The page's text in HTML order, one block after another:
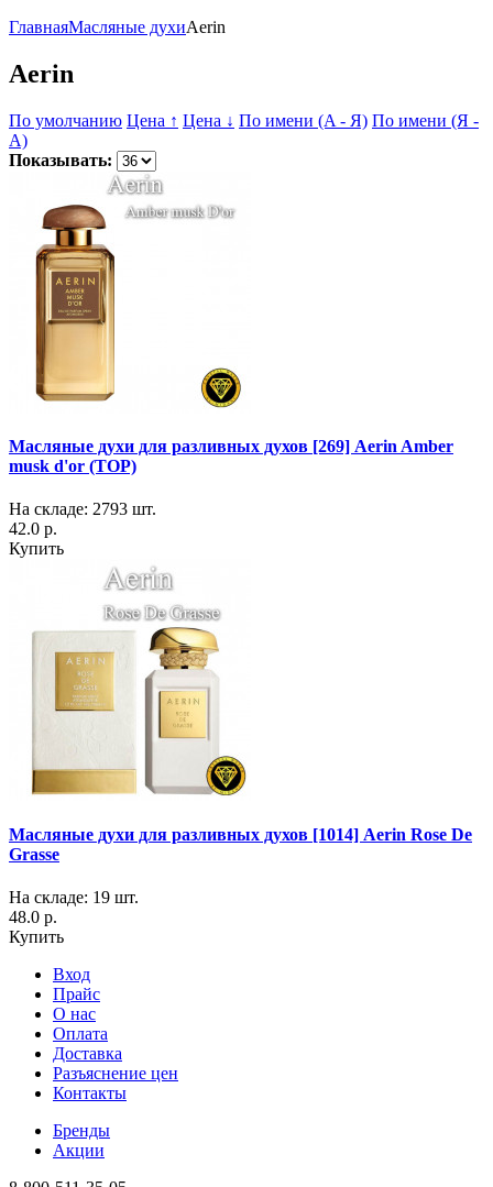
ГлавнаяМасляные духиAerin
Aerin
По умолчанию Цена ↑ Цена ↓ По имени (A - Я) По имени (Я -
A)
Показывать:
Масляные духи для разливных духов [269] Aerin Amber
musk d'or (TOP)
На складе: 2793 шт.
42.0 р.
Купить
Масляные духи для разливных духов [1014] Aerin Rose De
Grasse
На складе: 19 шт.
48.0 р.
Купить
Вход
Прайс
О нас
Оплата
Доставка
Разъяснение цен
Контакты
Бренды
Акции